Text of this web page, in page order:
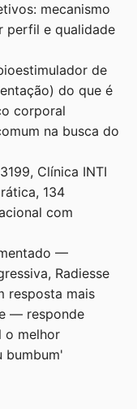
mecanismo
perfil e qualidade
de
do que é
corporal
na busca do
Clínica INTI
134
com
—
Radiesse
resposta mais
— responde
o melhor
bumbum'